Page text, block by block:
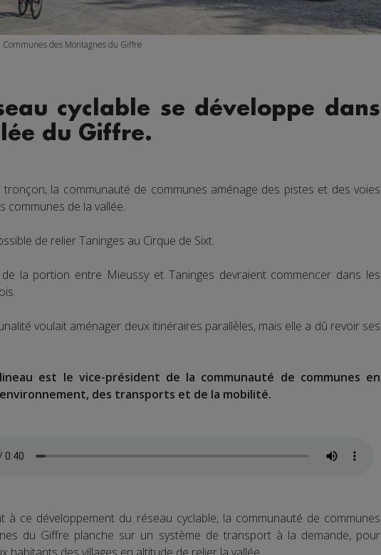
des Montagnes du Giffre
cyclable se développe dans
du Giffre.
la communauté de communes aménage des pistes et des voies
communes de la vallée.
de relier Taninges au Cirque de Sixt.
la portion entre Mieussy et Taninges devraient commencer dans les
voulait aménager deux itinéraires parallèles, mais elle a dû revoir ses
est le vice-président de la communauté de communes en
des transports et de la mobilité.
à ce développement du réseau cyclable, la communauté de communes
du Giffre planche sur un système de transport à la demande, pour